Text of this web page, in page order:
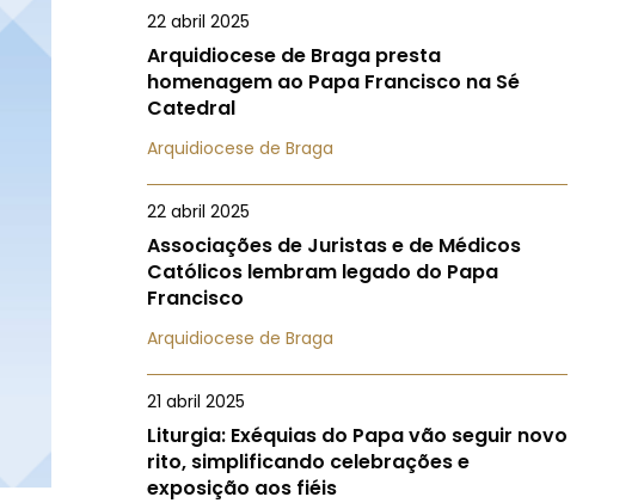
22 abril 2025
Arquidiocese de Braga presta
homenagem ao Papa Francisco na Sé
Catedral
Arquidiocese de Braga
22 abril 2025
Associações de Juristas e de Médicos
Católicos lembram legado do Papa
Francisco
Arquidiocese de Braga
21 abril 2025
Liturgia: Exéquias do Papa vão seguir novo
rito, simplificando celebrações e
exposição aos fiéis